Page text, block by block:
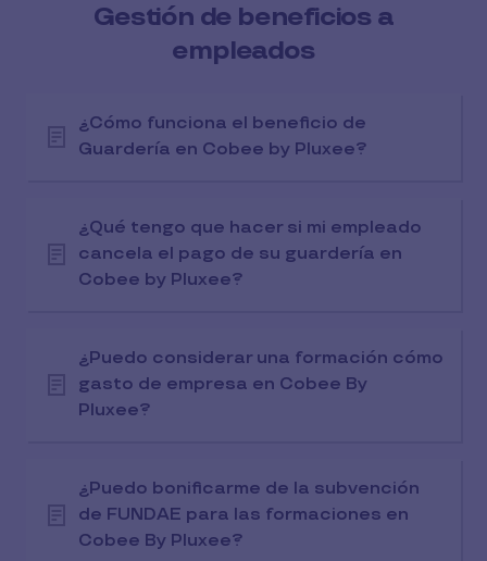
Gestión de beneficios a
empleados
¿Cómo funciona el beneficio de
Guardería en Cobee by Pluxee?
¿Qué tengo que hacer si mi empleado
cancela el pago de su guardería en
Cobee by Pluxee?
¿Puedo considerar una formación cómo
gasto de empresa en Cobee By
Pluxee?
¿Puedo bonificarme de la subvención
de FUNDAE para las formaciones en
Cobee By Pluxee?